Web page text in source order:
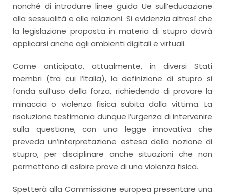
nonché di introdurre linee guida Ue sull’educazione
alla sessualità e alle relazioni. Si evidenzia altresì che
la legislazione proposta in materia di stupro dovrà
applicarsi anche agli ambienti digitali e virtuali.
Come anticipato, attualmente, in diversi Stati
membri (tra cui l’Italia), la definizione di stupro si
fonda sull’uso della forza, richiedendo di provare la
minaccia o violenza fisica subita dalla vittima. La
risoluzione testimonia dunque l’urgenza di intervenire
sulla questione, con una legge innovativa che
preveda un’interpretazione estesa della nozione di
stupro, per disciplinare anche situazioni che non
permettono di esibire prove di una violenza fisica.
Spetterà alla Commissione europea presentare una